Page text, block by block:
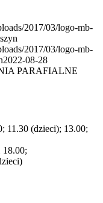
2017/03/logo-mb-
2017/03/logo-mb-
2022-08-28
PARAFIALNE
11.30 (dzieci); 13.00;
18.00;